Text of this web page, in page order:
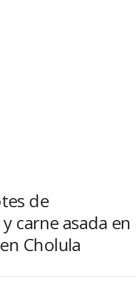
de
carne asada en
Cholula